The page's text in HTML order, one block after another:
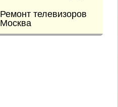
Ремонт телевизоров
Москва